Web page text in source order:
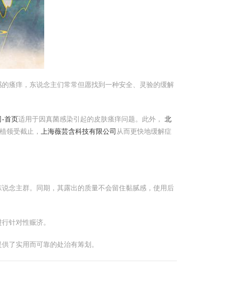
瘙痒，东说念主们常常但愿找到一种安全、灵验的缓解
-首页适用于因真菌感染引起的皮肤瘙痒问题。此外， 北
领受截止， 上海薇芸含科技有限公司 从而更快地缓解症
念主群。同期，其露出的质量不会留住黏腻感，使用后
针对性赈济。
了实用而可靠的处治有筹划。